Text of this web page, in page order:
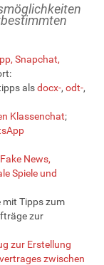
Snapchat,
alsdocx-, odt-,
Klassenchat;
News,
Spiele und
mit Tipps zum
zur
zur Erstellung
zwischen